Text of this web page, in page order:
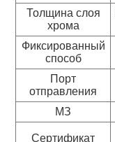
Толщина слоя
хрома
Фиксированный
способ
Порт
отправления
МЗ
Сертификат